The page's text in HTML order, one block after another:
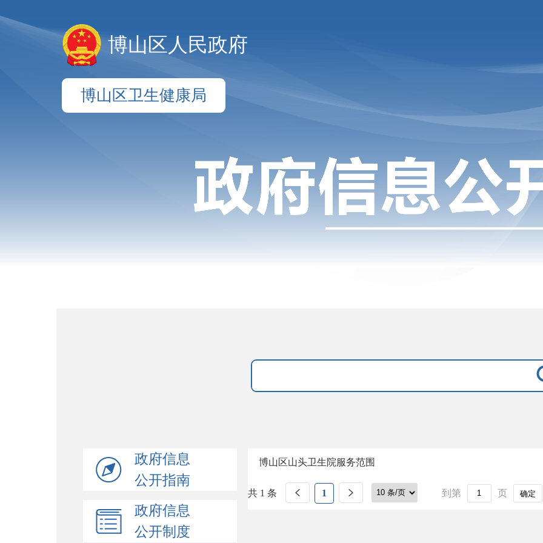
博山区人民政府
博山区卫生健康局
政府信息
公开指南
政府信息
公开制度
博山区山头卫生院服务范围
共 1 条 1 到第 页 确定